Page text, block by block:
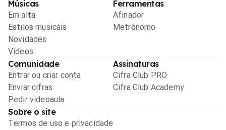
Músicas
Em alta
Estilos musicais
Novidades
Videos
Ferramentas
Afinador
Metrônomo
Comunidade
Entrar ou criar conta
Enviar cifras
Pedir videoaula
Assinaturas
Cifra Club PRO
Cifra Club Academy
Sobre o site
Termos de uso e privacidade